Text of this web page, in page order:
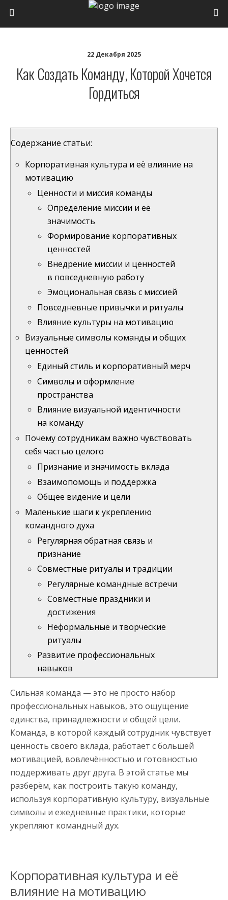
22 Декабря 2025
Как Создать Команду, Которой Хочется
Гордиться
Содержание статьи:
Корпоративная культура и её влияние на
мотивацию
Ценности и миссия команды
Определение миссии и её
значимость
Формирование корпоративных
ценностей
Внедрение миссии и ценностей
в повседневную работу
Эмоциональная связь с миссией
Повседневные привычки и ритуалы
Влияние культуры на мотивацию
Визуальные символы команды и общих
ценностей
Единый стиль и корпоративный мерч
Символы и оформление
пространства
Влияние визуальной идентичности
на команду
Почему сотрудникам важно чувствовать
себя частью целого
Признание и значимость вклада
Взаимопомощь и поддержка
Общее видение и цели
Маленькие шаги к укреплению
командного духа
Регулярная обратная связь и
признание
Совместные ритуалы и традиции
Регулярные командные встречи
Совместные праздники и
достижения
Неформальные и творческие
ритуалы
Развитие профессиональных
навыков
Сильная команда — это не просто набор
профессиональных навыков, это ощущение
единства, принадлежности и общей цели.
Команда, в которой каждый сотрудник чувствует
ценность своего вклада, работает с большей
мотивацией, вовлечённостью и готовностью
поддерживать друг друга. В этой статье мы
разберём, как построить такую команду,
используя корпоративную культуру, визуальные
символы и ежедневные практики, которые
укрепляют командный дух.
Корпоративная культура и её
влияние на мотивацию